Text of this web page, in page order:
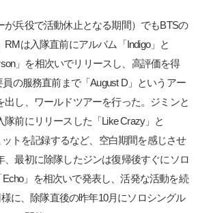
兵役で活動休止となる期間）でもBTSの
は入隊直前にアルバム「Indigo」と
」を相次いでリリースし、高評価を得
の服務直前まで「August D」というアー
出し、ワールドツアーを行った。ジミンと
前にリリースした「Like Crazy」と
ットを記録するなど、空白期間を感じさせ
、最初に除隊したジンは復帰後すぐにソロ
」を相次いで発表し、活発な活動を続
に、除隊直後の昨年10月にソロシングル